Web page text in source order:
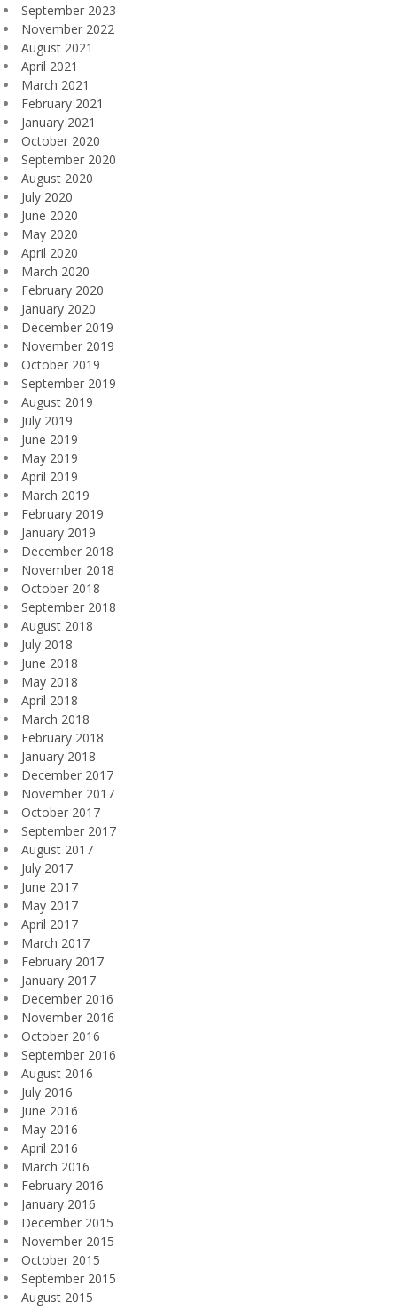
September 2023
November 2022
August 2021
April 2021
March 2021
February 2021
January 2021
October 2020
September 2020
August 2020
July 2020
June 2020
May 2020
April 2020
March 2020
February 2020
January 2020
December 2019
November 2019
October 2019
September 2019
August 2019
July 2019
June 2019
May 2019
April 2019
March 2019
February 2019
January 2019
December 2018
November 2018
October 2018
September 2018
August 2018
July 2018
June 2018
May 2018
April 2018
March 2018
February 2018
January 2018
December 2017
November 2017
October 2017
September 2017
August 2017
July 2017
June 2017
May 2017
April 2017
March 2017
February 2017
January 2017
December 2016
November 2016
October 2016
September 2016
August 2016
July 2016
June 2016
May 2016
April 2016
March 2016
February 2016
January 2016
December 2015
November 2015
October 2015
September 2015
August 2015